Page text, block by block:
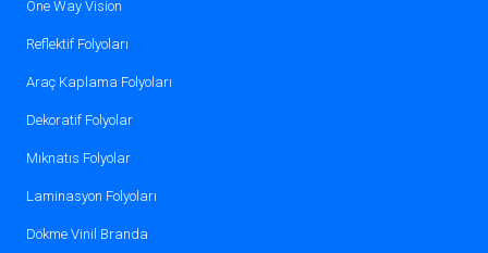
ile 5 ila 10 yıl arasında dayanabilir. Ayrıca,
UV ışınlarına ve hava koşullarına karşı
dirençlidir.
One Way Vision
Reflektif Folyoları
Araç Kaplama Folyoları
Dekoratif Folyolar
Mıknatıs Folyolar
Laminasyon Folyoları
Dökme Vinil Branda